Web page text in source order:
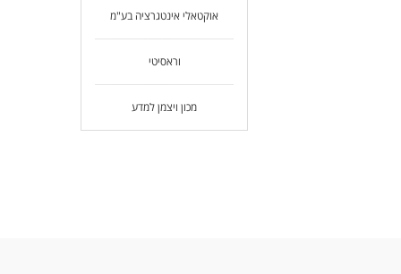
אוקטאלי אינטגרציה בע"מ
וראסיטי
מכון ויצמן למדע